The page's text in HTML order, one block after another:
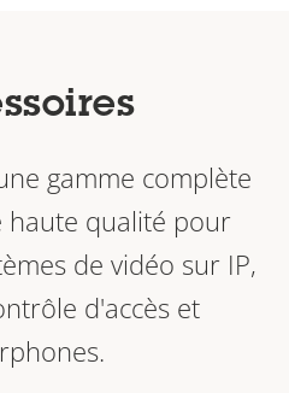
gamme complète
haute qualité pour
de vidéo sur IP,
d'accès et